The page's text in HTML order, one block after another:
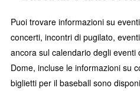
Puoi trovare informazioni su
concerti, incontri di pugilato,
ancora sul calendario degli eventi
Dome, incluse le informazioni su
biglietti per il baseball sono